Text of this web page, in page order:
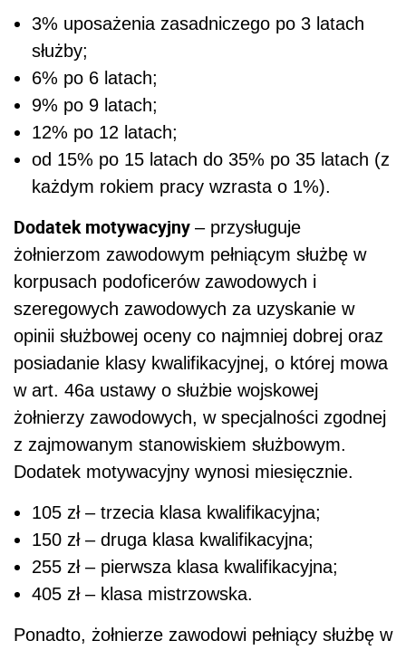
3% uposażenia zasadniczego po 3 latach
służby;
6% po 6 latach;
9% po 9 latach;
12% po 12 latach;
od 15% po 15 latach do 35% po 35 latach (z
każdym rokiem pracy wzrasta o 1%).
Dodatek motywacyjny – przysługuje
żołnierzom zawodowym pełniącym służbę w
korpusach podoficerów zawodowych i
szeregowych zawodowych za uzyskanie w
opinii służbowej oceny co najmniej dobrej oraz
posiadanie klasy kwalifikacyjnej, o której mowa
w art. 46a ustawy o służbie wojskowej
żołnierzy zawodowych, w specjalności zgodnej
z zajmowanym stanowiskiem służbowym.
Dodatek motywacyjny wynosi miesięcznie.
105 zł – trzecia klasa kwalifikacyjna;
150 zł – druga klasa kwalifikacyjna;
255 zł – pierwsza klasa kwalifikacyjna;
405 zł – klasa mistrzowska.
Ponadto, żołnierze zawodowi pełniący służbę w